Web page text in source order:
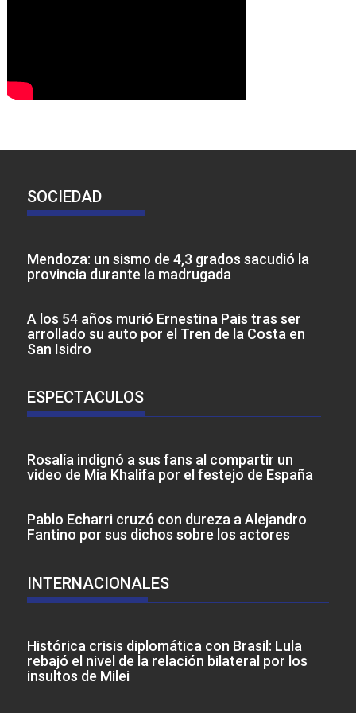
SOCIEDAD
Mendoza: un sismo de 4,3 grados sacudió la
provincia durante la madrugada
A los 54 años murió Ernestina Pais tras ser
arrollado su auto por el Tren de la Costa en
San Isidro
ESPECTACULOS
Rosalía indignó a sus fans al compartir un
video de Mia Khalifa por el festejo de España
Pablo Echarri cruzó con dureza a Alejandro
Fantino por sus dichos sobre los actores
INTERNACIONALES
Histórica crisis diplomática con Brasil: Lula
rebajó el nivel de la relación bilateral por los
insultos de Milei